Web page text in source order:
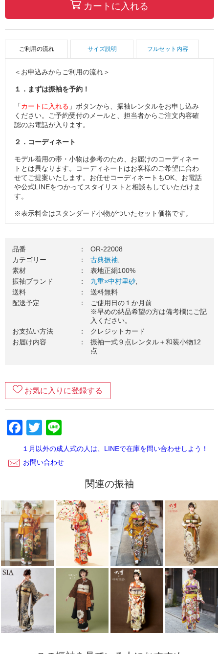
カートに入れる
ご利用の流れ サイズ説明 フルセット内容
＜お申込みからご利用の流れ＞
１．まずは振袖を予約！
「カートに入れる 」ボタンから、振袖レンタルをお申し込み
ください。ご予約受付のメールと、担当者からご注文内容確
認のお電話が入ります。
２．コーディネート
モデル着用の帯・小物は参考のため、お届けのコーディネー
トとは異なります。コーディネートはお客様のご希望に合わ
せてご提案いたします。お任せコーディネートもOK、お電話
や公式LINEをつかってスタイリストと相談もしていただけま
す。
※表示料金はスタンダード小物がついたセット価格です。
３．振袖一式をお届け（送料無料）
ご使用日の１カ月前を目安に、振袖一式をお送りいたしま
す。お届け日のご希望がございましたら、お気軽にご相談く
ださい。
４．ご成人式当日（ご使用日）
振袖を着て、最高の記念日を楽しみましょう！当日の着付
け・ヘアセットの手配はお忘れなくご準備をお願いします。
す。
ご返却内容が確認できましたら、当店から受け取りの連絡が
ございます。レンタルご利用いただきありがとうございまし
品番 ：
OR-22008
カテゴリー
： 古典振袖
素材
：
表地正絹100%
振袖ブランド
： 九重×中村里砂
送料
：
送料無料
配送予定
：
ご使用日の１か月前
※早めの納品希望の方は備考欄にご記
入ください。
お支払い方法
：
クレジットカード
お届け内容
：
振袖一式９点レンタル＋和装小物12
点
お気に入りに登録する
Facebook
Twitter
１月以外の成人式の人は、LINEで在庫を問い合わせしよう！
お問い合わせ
関連の振袖